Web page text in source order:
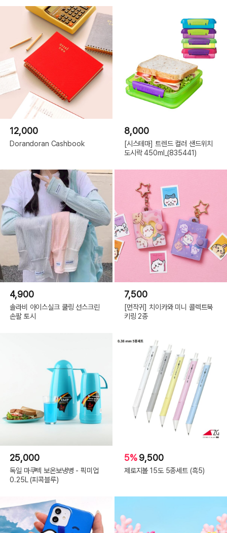
12,000
Dorandoran Cashbook
8,000
[시스테마] 트렌드 컬러 샌드위치
도시락 450ml_(835441)
4,900
솔라비 아이스실크 쿨링 선스크린
손팔 토시
7,500
[먼작귀] 치이카와 미니 콜렉트북
키링 2종
25,000
독일 마쿠텍 보온보냉병 - 픽미업
0.25L (피콕블루)
5%9,500
제로지볼 15도 5종세트 (흑5)